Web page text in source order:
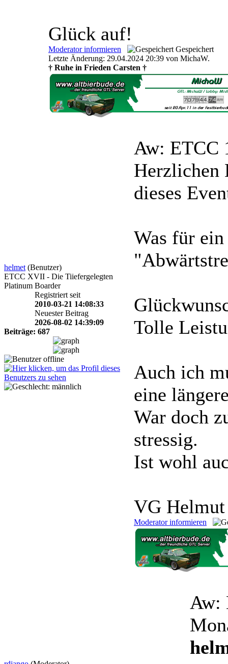
Glück auf!
Moderator informieren
Gespeichert
Letzte Änderung: 29.04.2024 20:39 von MichaW.
† Ruhe in Frieden Carsten †
helmet (Benutzer)
ETCC XVII - Die Tiiefergelegten
Platinum Boarder
Registriert seit
2010-03-21 14:08:33
Neuester Beitrag
2026-08-02 14:39:09
Beiträge: 687
Aw: ETCC
Herzlichen
dieses
Was für
Tolle
Auch ich
eine
War doch
stressig.
Ist wohl
VG Helmut
Moderator informieren
Aw: